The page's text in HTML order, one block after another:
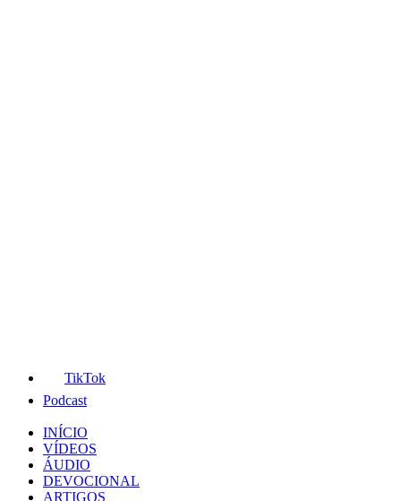
TikTok
Podcast
INÍCIO
VÍDEOS
ÁUDIO
DEVOCIONAL
ARTIGOS